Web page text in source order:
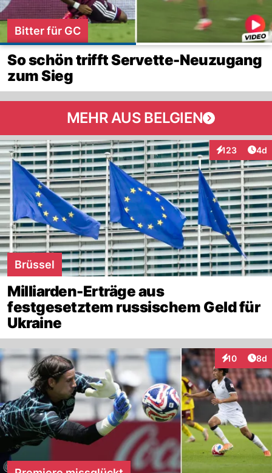
Bitter für GC
So schön trifft Servette-Neuzugang
zum Sieg
MEHR AUS BELGIEN
123
Interaktionen
4d
Brüssel
Milliarden-Erträge aus
festgesetztem russischem Geld für
Ukraine
10
Interaktionen
8d